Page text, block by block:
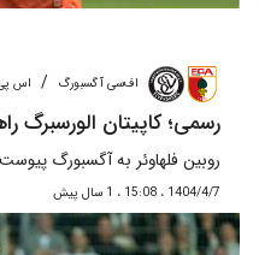
اف‌سی آگسبورگ / اس پی
رسمی؛ کاپیتان الورسبرگ
روبین فلهاوئر به آگسبورگ
1404/4/7 ، 15:08 ، 1 سال پیش